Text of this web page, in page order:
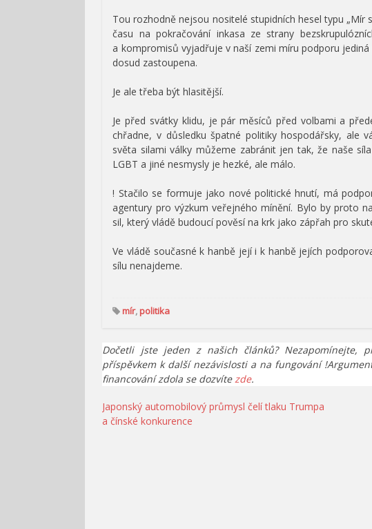
Tou rozhodně nejsou nositelé stupidních hesel typu „Mír
času na pokračování inkasa ze strany
a kompromisů vyjadřuje v naší zemi míru podporu
dosud zastoupena.
Je ale třeba být hlasitější.
Je před svátky klidu, je pár měsíců před volbami a
chřadne, v důsledku špatné politiky hospodářsky, ale
světa silami války můžeme zabránit jen tak, že naše
LGBT a jiné nesmysly je hezké, ale málo.
! Stačilo se formuje jako nové politické hnutí, má
agentury pro výzkum veřejného mínění. Bylo by proto
sil, který vládě budoucí pověsí na krk jako zápřah pro
Ve vládě současné k hanbě její i k hanbě jejích
sílu nenajdeme.
mír,politika
Dočetli jste jeden z našich článků? Nezapomínejte,
příspěvkem k další nezávislosti a na fungování
financování zdola se dozvítezde.
Navigace
pro
Japonský automobilový průmysl čelí tlaku Trumpa
a čínské konkurence